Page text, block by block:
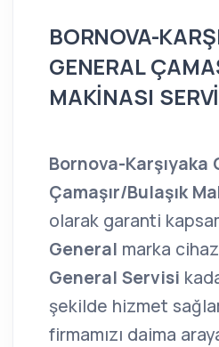
BORNOVA-
GENERAL
MAKİNASI
Bornova-Karşıyaka
Çamaşır/Bulaşık
olarak garanti
General marka
General Servisi
şekilde hizmet
firmamızı daima